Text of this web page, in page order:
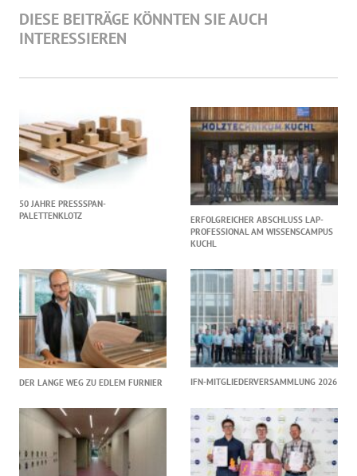
DIESE BEITRÄGE KÖNNTEN SIE AUCH
INTERESSIEREN
50 JAHRE PRESSSPAN-
PALETTENKLOTZ
ERFOLGREICHER ABSCHLUSS LAP-
PROFESSIONAL AM WISSENSCAMPUS
KUCHL
DER LANGE WEG ZU EDLEM FURNIER IFN-MITGLIEDERVERSAMMLUNG 2026